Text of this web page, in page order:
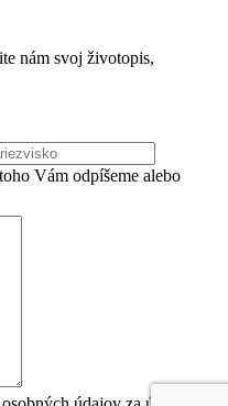
nám svoj životopis,
Vám odpíšeme alebo